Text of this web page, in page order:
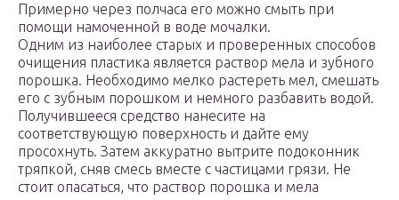
Примерно через полчаса его можно смыть при
помощи намоченной в воде мочалки.
Одним из наиболее старых и проверенных способов
очищения пластика является раствор мела и зубного
порошка. Необходимо мелко растереть мел, смешать
его с зубным порошком и немного разбавить водой.
Получившееся средство нанесите на
соответствующую поверхность и дайте ему
просохнуть. Затем аккуратно вытрите подоконник
тряпкой, сняв смесь вместе с частицами грязи. Не
стоит опасаться, что раствор порошка и мела